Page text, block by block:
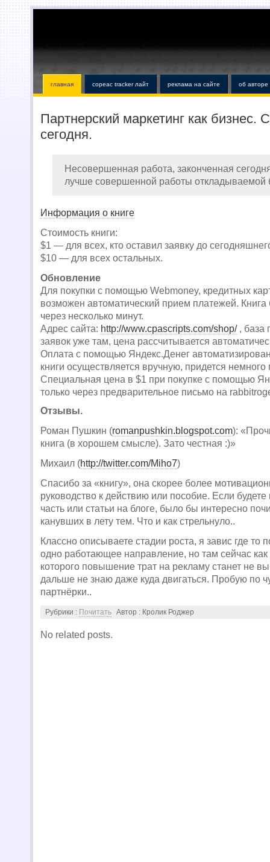
главная copeac tracker лайт реклама на сайте об авторе
Партнерский маркетинг как бизнес.
сегодня.
Несовершенная работа, законченная
лучше совершенной работы откладываемой
Информация о книге
Стоимость книги:
$1 — для всех, кто оставил заявку до
$10 — для всех остальных.
Обновление
Для покупки с помощью Webmoney, кредитных
возможен автоматический прием платежей. Книга
через несколько минут.
Адрес сайта: http://www.cpascripts.com/shop/, база
заявок уже там, цена рассчитывается
Оплата с помощью Яндекс.Денег
книги осуществляется вручную, придется немного
Специальная цена в $1 при покупке с помощью
только через предварительное письмо на
Отзывы.
Роман Пушкин (romanpushkin.blogspot.com):
книга (в хорошем смысле). Зато честная :)»
Михаил (http://twitter.com/Miho7)
Спасибо за «книгу», она скорее более
руководство к действию или пособие. Если будете
часть или статьи на блоге, было бы интересно
канувших в лету тем. Что и как стрельнуло..
Классно описываете стадии роста, я завис где то
одно работающее направление, но там сейчас как
которого повышение трат на рекламу станет не
дальше не знаю даже куда двигаться. Пробую по
партнёрки..
Рубрики : Почитать Автор : Кролик Роджер
No related posts.